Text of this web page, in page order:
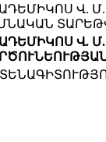
Վ.
Վ.